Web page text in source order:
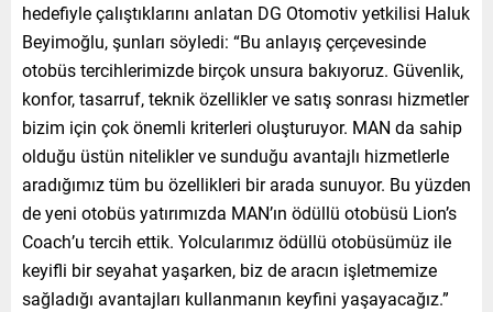
hedefiyle çalıştıklarını anlatan DG Otomotiv yetkilisi Haluk
Beyimoğlu, şunları söyledi: “Bu anlayış çerçevesinde
otobüs tercihlerimizde birçok unsura bakıyoruz. Güvenlik,
konfor, tasarruf, teknik özellikler ve satış sonrası hizmetler
bizim için çok önemli kriterleri oluşturuyor. MAN da sahip
olduğu üstün nitelikler ve sunduğu avantajlı hizmetlerle
aradığımız tüm bu özellikleri bir arada sunuyor. Bu yüzden
de yeni otobüs yatırımızda MAN’ın ödüllü otobüsü Lion’s
Coach’u tercih ettik. Yolcularımız ödüllü otobüsümüz ile
keyifli bir seyahat yaşarken, biz de aracın işletmemize
sağladığı avantajları kullanmanın keyfini yaşayacağız.”